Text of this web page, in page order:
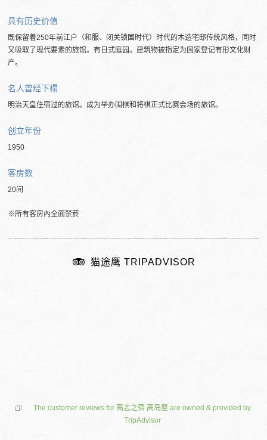
具有历史价值
既保留着250年前江户（和服、闭关锁国时代）时代的木造宅邸传统风格，同时
又吸取了现代要素的旅馆。有日式庭园。建筑物被指定为国家登记有形文化财
产。
名人曾经下榻
明治天皇住宿过的旅馆。成为举办围棋和将棋正式比赛会场的旅馆。
创立年份
1950
客房数
20间
※所有客房內全面禁菸
猫途鹰 TRIPADVISOR
The customer reviews for 高志之宿 高岛屋 are owned & provided by
TripAdvisor